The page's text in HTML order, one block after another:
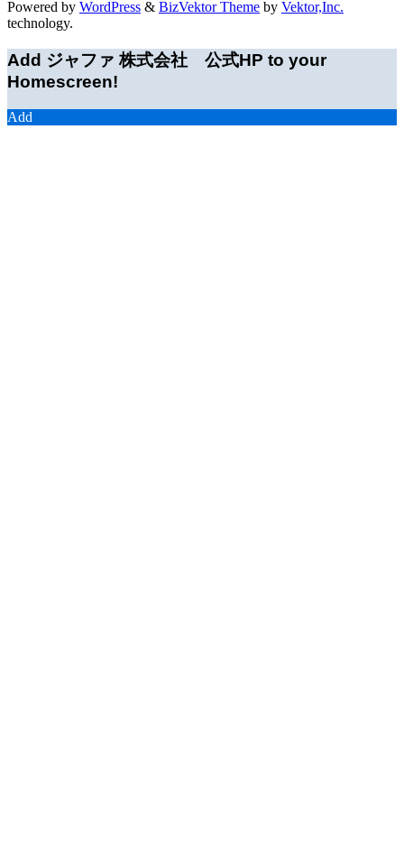
Powered by WordPress & BizVektor Theme by Vektor,Inc.
technology.
Add ジャファ 株式会社 公式HP to your
Homescreen!
Add